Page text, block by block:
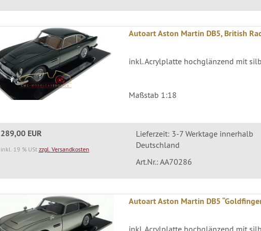
Autoart Aston Martin DB5, British
inkl. Acrylplatte hochglänzend mit
Maßstab 1:18
289,00 EUR
inkl. 19 % USt zzgl. Versandkosten
Lieferzeit: 3-7 Werktage innerhalb
Deutschland
Art.Nr.: AA70286
Autoart Aston Martin DB5